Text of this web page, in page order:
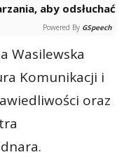
Powered By GSpeech
Wasilewska
Komunikacji i
oraz